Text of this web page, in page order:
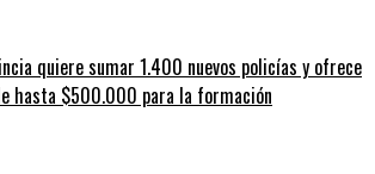
quiere sumar 1.400 nuevos policías y ofrece
hasta $500.000 para la formación